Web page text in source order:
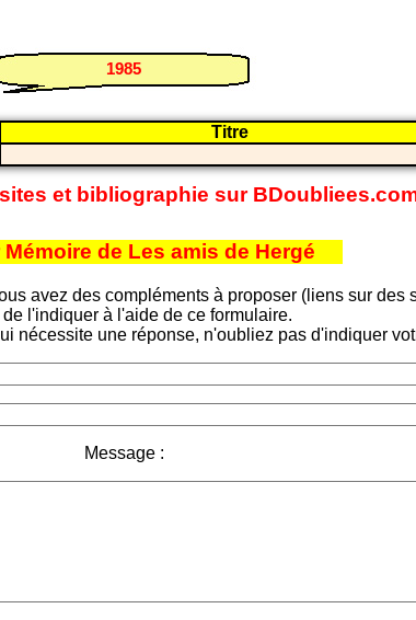
1985
Titre
et bibliographie sur
Mémoire de Les amis de Hergé
avez des compléments à proposer (liens sur des
de l'indiquer à l'aide de ce formulaire.
nécessite une réponse, n'oubliez pas d'indiquer
Message :